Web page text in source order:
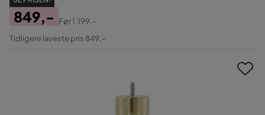
Pris
849,-
Original
Før1.199,-
Tidligere laveste pris 849,-